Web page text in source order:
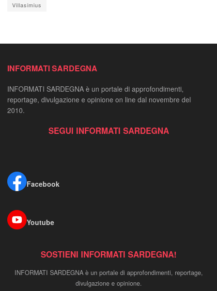
Villasimius
INFORMATI SARDEGNA
INFORMATI SARDEGNA è un portale di approfondimenti,
reportage, divulgazione e opinione on line dal novembre del
2010.
SEGUI INFORMATI SARDEGNA
Facebook
Youtube
SOSTIENI INFORMATI SARDEGNA!
INFORMATI SARDEGNA è un portale di approfondimenti, reportage,
divulgazione e opinione.